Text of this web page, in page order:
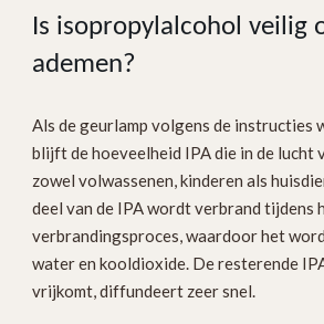
Is isopropylalcohol veilig
ademen?
Als de geurlamp volgens de instructies
blijft de hoeveelheid IPA die in de
zowel volwassenen, kinderen als
deel van de IPA wordt verbrand tijdens
verbrandingsproces, waardoor het
water en kooldioxide. De resterende
vrijkomt, diffundeert zeer snel.